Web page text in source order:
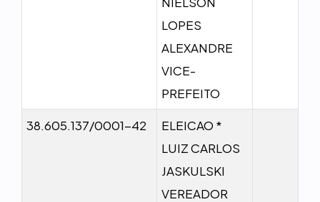
LOPES
ALEXANDRE
VICE-
PREFEITO
38.605.137/0001-42
ELEICAO *
LUIZ CARLOS
JASKULSKI
VEREADOR